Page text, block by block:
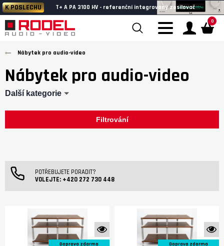
K POSLECHU T+ A PA 3100 HV - referenční integrovaný zesilovač
0
Nábytek pro audio-video
Nábytek pro audio-video
Další kategorie
Filtrování
POTŘEBUJETE PORADIT?
VOLEJTE: +420 272 730 448
K vidění ve studiu
Doprava zdarma Doprava zdarma